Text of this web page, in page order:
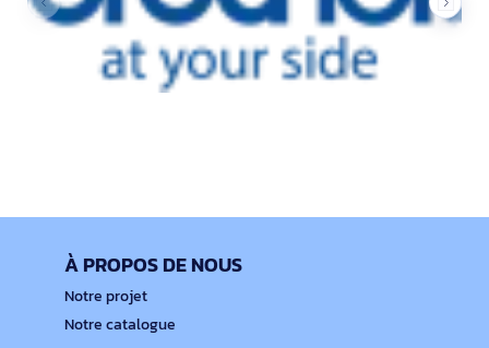
À PROPOS DE NOUS
Notre projet
Notre catalogue